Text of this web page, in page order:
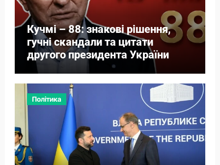
Кучмі – 88: знакові рішення,
гучні скандали та цитати
другого президента України
Політика